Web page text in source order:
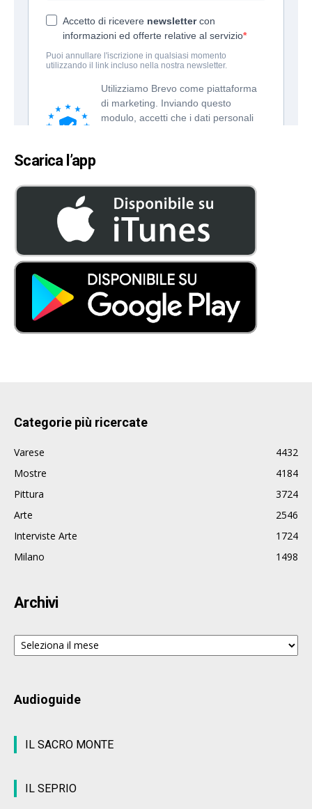
Scarica l’app
Categorie più ricercate
Varese
4432
Mostre
4184
Pittura
3724
Arte
2546
Interviste Arte
1724
Milano
1498
Archivi
Archivi
Audioguide
IL SACRO MONTE
IL SEPRIO